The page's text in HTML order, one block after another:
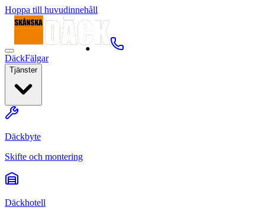
Hoppa till huvudinnehåll
DäckFälgar
Tjänster
Däckbyte
Skifte och montering
Däckhotell